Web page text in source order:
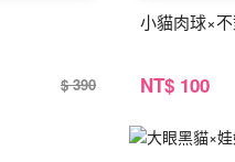
$ 390
小貓肉球×
NT$ 100